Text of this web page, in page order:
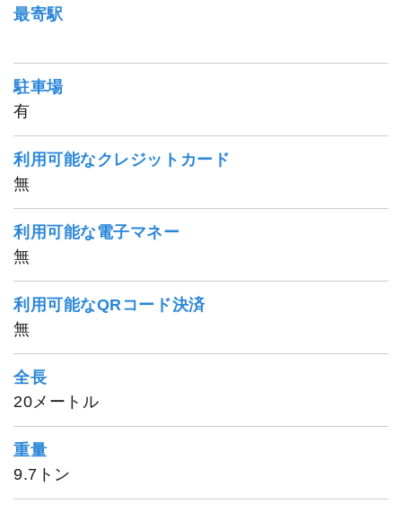
最寄駅
駐車場
有
利用可能なクレジットカード
無
利用可能な電子マネー
無
利用可能なQRコード決済
無
全長
20メートル
重量
9.7トン